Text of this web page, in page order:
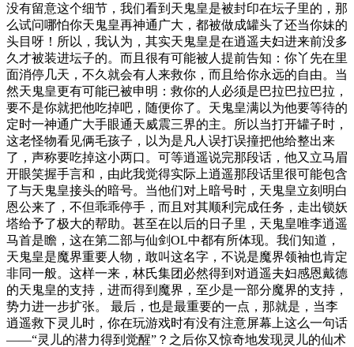
没有留意这个细节，我们看到天鬼皇是被封印在坛子里的，那
么试问哪怕你天鬼皇再神通广大，都被做成罐头了还当你妹的
头目呀！所以，我认为，其实天鬼皇是在逍遥夫妇进来前没多
久才被装进坛子的。而且很有可能被人提前告知：你丫先在里
面消停几天，不久就会有人来救你，而且给你永远的自由。当
然天鬼皇更有可能已被申明：救你的人必须是巴拉巴拉巴拉，
要不是你就把他吃掉吧，随便你了。天鬼皇满以为他要等待的
定时一神通广大手眼通天威震三界的主。所以当打开罐子时，
这老怪物看见俩毛孩子，以为是凡人误打误撞把他给整出来
了，声称要吃掉这小两口。可等逍遥说完那段话，他又立马眉
开眼笑握手言和，由此我觉得实际上逍遥那段话里很可能包含
了与天鬼皇接头的暗号。当他们对上暗号时，天鬼皇立刻明白
恩公来了，不但乖乖停手，而且对其顺利完成任务，走出锁妖
塔给予了极大的帮助。甚至在以后的日子里，天鬼皇唯李逍遥
马首是瞻，这在第二部与仙剑OL中都有所体现。我们知道，
天鬼皇是魔界重要人物，敢叫这名字，不说是魔界领袖也肯定
非同一般。这样一来，林氏集团必然得到对逍遥夫妇感恩戴德
的天鬼皇的支持，进而得到魔界，至少是一部分魔界的支持，
势力进一步扩张。 最后，也是最重要的一点，那就是，当李
逍遥救下灵儿时，你在玩游戏时有没有注意屏幕上这么一句话
——“灵儿的潜力得到觉醒”？之后你又惊奇地发现灵儿的仙术